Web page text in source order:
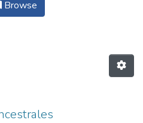
Browse